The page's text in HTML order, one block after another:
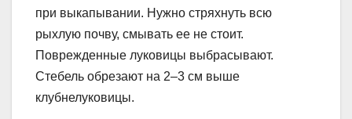
при выкапывании. Нужно стряхнуть всю
рыхлую почву, смывать ее не стоит.
Поврежденные луковицы выбрасывают.
Стебель обрезают на 2–3 см выше
клубнелуковицы.